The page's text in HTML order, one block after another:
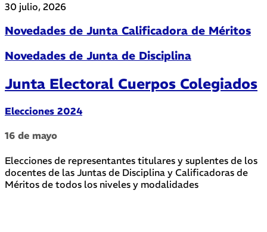
30 julio, 2026
Novedades de Junta Calificadora de Méritos
Novedades de Junta de Disciplina
Junta Electoral Cuerpos Colegiados
Elecciones 2024
16 de mayo
Elecciones de representantes titulares y suplentes de los
docentes de las Juntas de Disciplina y Calificadoras de
Méritos de todos los niveles y modalidades